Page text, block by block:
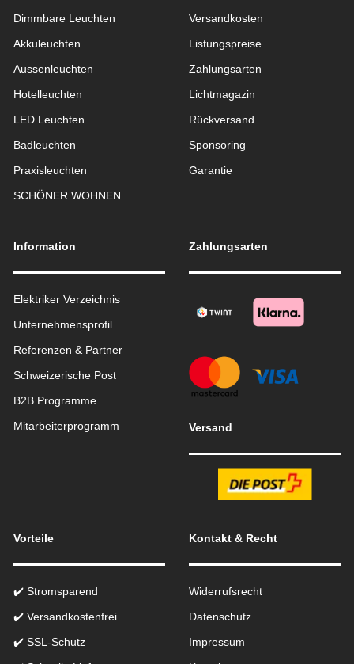
Dimmbare Leuchten
Akkuleuchten
Aussen­leuchten
Hotelleuchten
LED Leuchten
Badleuchten
Praxisleuchten
SCHÖNER WOHNEN
Versandkosten
Listungspreise
Zahlungsarten
Lichtmagazin
Rückversand
Sponsoring
Garantie
Information
Elektriker Verzeichnis
Unternehmensprofil
Referenzen & Partner
Schweizerische Post
B2B Programme
Mitarbeiterprogramm
Zahlungsarten
Versand
Vorteile
✔️ Stromsparend
✔️ Versandkostenfrei
✔️ SSL-Schutz
Kontakt & Recht
Widerrufsrecht
Datenschutz
Impressum